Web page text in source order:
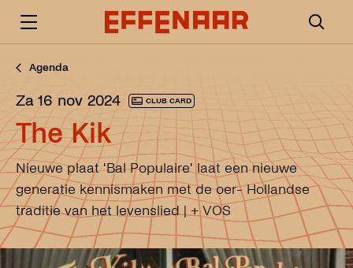
Agenda
za 16 nov 2024 CLUB CARD
The Kik
Nieuwe plaat 'Bal Populaire' laat een nieuwe
generatie kennismaken met de oer- Hollandse
traditie van het levenslied | + VOS